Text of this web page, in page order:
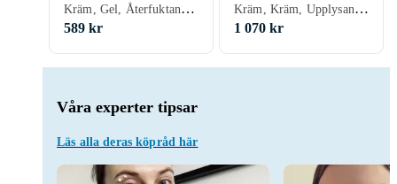
Våra experter tipsar
Läs alla deras köpråd här
Gel 15ml
Kräm, Gel, Återfuktande, Motverkar rynkor, Motverkar åldrande, Motverkar mörka ringar, Dam, Herr, Vitamin C, Hyaluronsyra, Vitamin K
589 kr
Cream 15ml
Kräm, Kräm, Upplysande, Dam
1 070 kr